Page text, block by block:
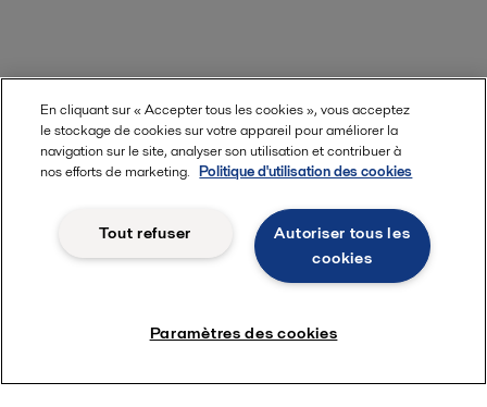
En cliquant sur « Accepter tous les cookies », vous acceptez
le stockage de cookies sur votre appareil pour améliorer la
navigation sur le site, analyser son utilisation et contribuer à
nos efforts de marketing. Politique d'utilisation des cookies
Autoriser tous les
cookies
Tout refuser
Paramètres des cookies